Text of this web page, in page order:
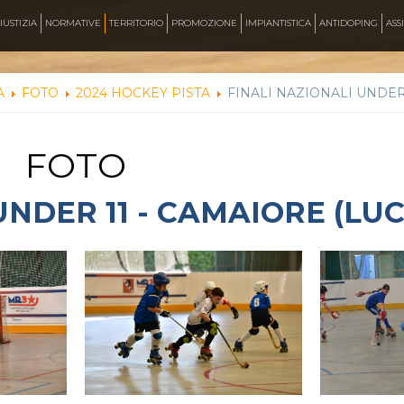
NORMATIVE TERRITORIO PROMOZIONE IMPIANTISTICA ANTIDOPING
FOTO 2024 HOCKEY PISTA FINALI NAZIONALI
FOTO
11 - CAMAIORE
AZZURRI
ROLLER FREESTYLE
MONOPATTINO